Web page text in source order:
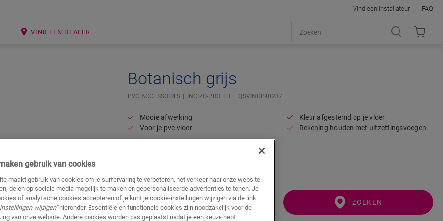
VIND EEN DEALER
Vind een installateur FAQ
Botanisch grijs
PVC ACCESSOIRES INCIZO-PROFIEL QSVINCP40237
Mooie afwerking
Voor je pvc-vloer
Kleur afgestemd op je vloer
Rekening houden met uitzettingsvoegen
ZOEKEN
gebruik van cookies
maakt gebruik van cookies om je surfervaring te verbeteren, het verkeer naar onze website
delen op sociale media mogelijk te maken en gepersonaliseerde advertenties te tonen. Je
of analytische cookies accepteren of je kunt je cookie-instellingen wijzigen via de link
wijzigen"hieronder. Essentiële en functionele cookies zijn noodzakelijk voor de
van onze website. Andere cookies worden pas geplaatst nadat je een keuze hebt